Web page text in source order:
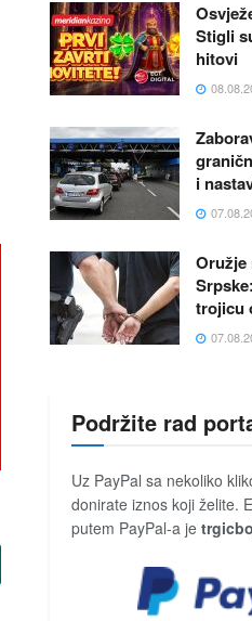
Stigli
hitovi
i
Oružje
trojicu
Podržite rad
Uz PayPal sa nekoliko
donirate iznos koji želite.
putem PayPal-a je